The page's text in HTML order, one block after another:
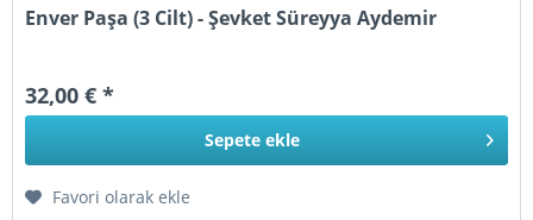
Enver Paşa (3 Cilt) - Şevket Süreyya Aydemir
32,00 € *
Sepete ekle
Favori olarak ekle